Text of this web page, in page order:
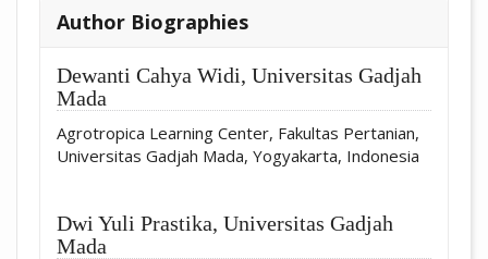
Author Biographies
Dewanti Cahya Widi, Universitas Gadjah
Mada
Agrotropica Learning Center, Fakultas Pertanian,
Universitas Gadjah Mada, Yogyakarta, Indonesia
Dwi Yuli Prastika, Universitas Gadjah
Mada